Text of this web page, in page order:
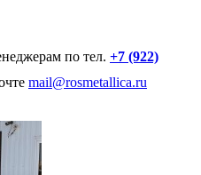
по тел. +7 (922)
mail@rosmetallica.ru